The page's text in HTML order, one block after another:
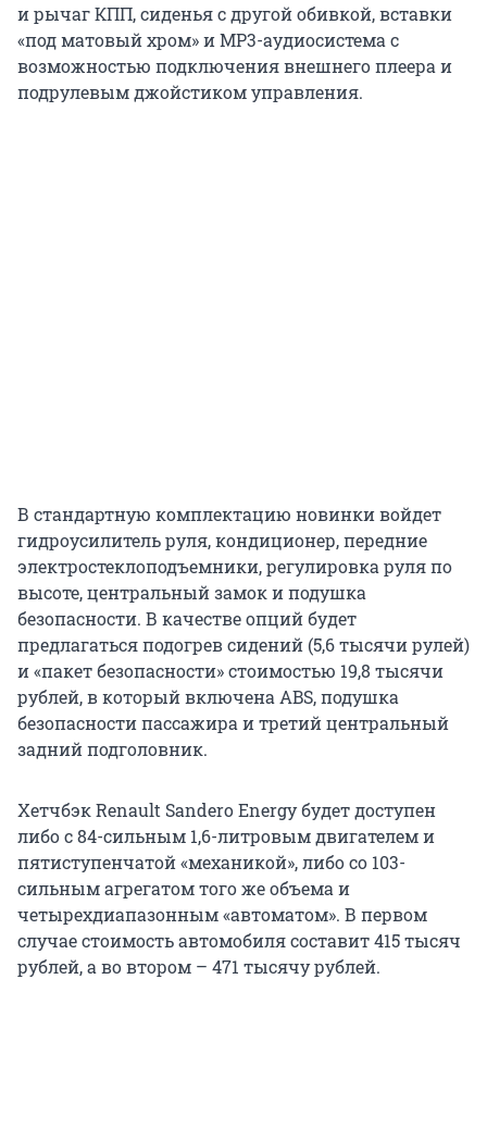
и рычаг КПП, сиденья с другой обивкой, вставки
«под матовый хром» и MP3-аудиосистема с
возможностью подключения внешнего плеера и
подрулевым джойстиком управления.
В стандартную комплектацию новинки войдет
гидроусилитель руля, кондиционер, передние
электростеклоподъемники, регулировка руля по
высоте, центральный замок и подушка
безопасности. В качестве опций будет
предлагаться подогрев сидений (5,6 тысячи рулей)
и «пакет безопасности» стоимостью 19,8 тысячи
рублей, в который включена ABS, подушка
безопасности пассажира и третий центральный
задний подголовник.
Хетчбэк Renault Sandero Energy будет доступен
либо с 84-сильным 1,6-литровым двигателем и
пятиступенчатой «механикой», либо со 103-
сильным агрегатом того же объема и
четырехдиапазонным «автоматом». В первом
случае стоимость автомобиля составит 415 тысяч
рублей, а во втором – 471 тысячу рублей.